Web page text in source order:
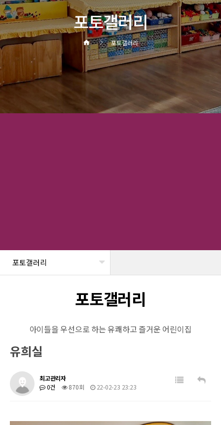
포토갤러리
포토갤러리
포토갤러리
포토갤러리
아이들을 우선으로 하는 유쾌하고 즐거운 어린이집
유희실
최고관리자
0건
870회 22-02-23 23:23